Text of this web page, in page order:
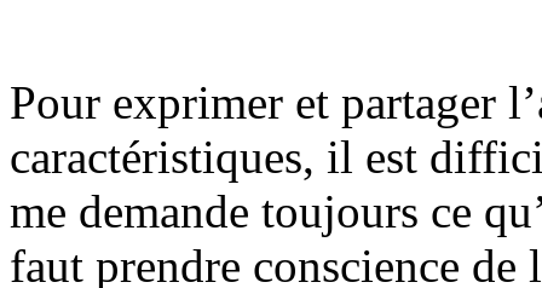
Pour exprimer et partager
caractéristiques, il est
me demande toujours ce
faut prendre conscience de